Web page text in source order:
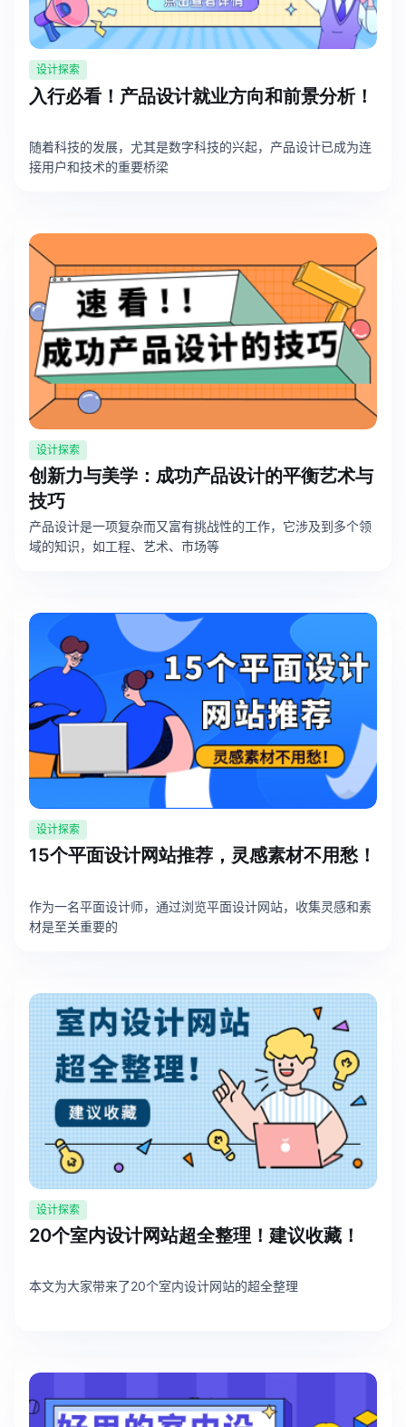
敏捷实践 路线图
ER图
情绪板
AI创作
创意与绘图
AI生成思维导图
AI生成流程图
AI生成用户旅程图
AI生成甘特图
AI生成组织结构图
战略与流程设计
AI生成SWOT分析
AI生成平衡计分卡
AI生成时间管理四象限
AI生成胜任力模型
AI生成价值链
AI生成用户画像
AI生成波士顿矩阵
AI生成竞品分析
AI生成Grow模型
AI生成AARRR模型
AI写作
企业服务
管理功能定制 · 专业部署方案
满足企业级团队协作和管理需求
设计探索
入行必看！产品设计就业方向和前景分析！
随着科技的发展，尤其是数字科技的兴起，产品设计已成为连
接用户和技术的重要桥梁
设计探索
创新力与美学：成功产品设计的平衡艺术与
技巧
产品设计是一项复杂而又富有挑战性的工作，它涉及到多个领
域的知识，如工程、艺术、市场等
设计探索
15个平面设计网站推荐，灵感素材不用愁！
作为一名平面设计师，通过浏览平面设计网站，收集灵感和素
材是至关重要的
设计探索
20个室内设计网站超全整理！建议收藏！
本文为大家带来了20个室内设计网站的超全整理